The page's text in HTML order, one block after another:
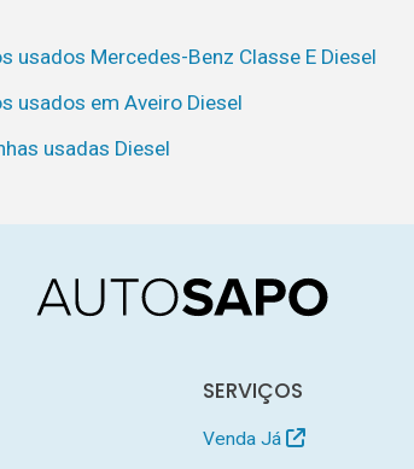
usados Mercedes-Benz Classe E Diesel
usados em Aveiro Diesel
usadas Diesel
SERVIÇOS
Venda Já